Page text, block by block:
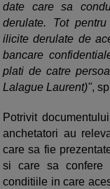
date care sa
derulate. Tot
ilicite derulate de
bancare
plati de catre
Lalague Laurent)",
Potrivit
anchetatori au
care sa fie
si care sa confere
conditiile in care